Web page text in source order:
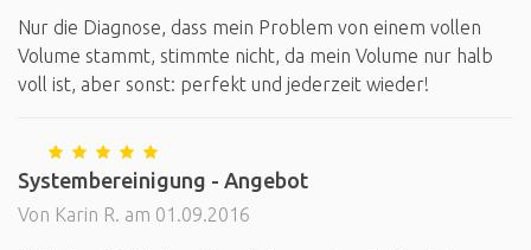
Nur die Diagnose, dass mein Problem von einem vollen
Volume stammt, stimmte nicht, da mein Volume nur halb
voll ist, aber sonst: perfekt und jederzeit wieder!
Systembereinigung - Angebot
Von Karin R. am 01.09.2016